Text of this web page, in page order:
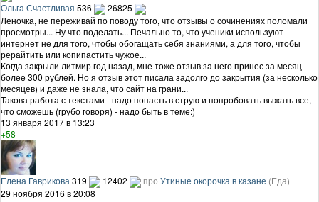
Ольга Счастливая 536
26825
Леночка, не переживай по поводу того, что отзывы о сочинениях поломали
просмотры... Ну что поделать... Печально то, что ученики используют
интернет не для того, чтобы обогащать себя знаниями, а для того, чтобы
рерайтить или копипастить чужое...
Когда закрыли литмир год назад, мне тоже отзыв за него принес за месяц
более 300 рублей. Но я отзыв этот писала задолго до закрытия (за несколько
месяцев) и даже не знала, что сайт на грани...
Такова работа с текстами - надо попасть в струю и попробовать выжать все,
что сможешь (грубо говоря) - надо быть в теме:)
13 января 2017 в 13:23
+58
Елена Гаврикова 319 12402 про Утиные окорочка в казане (Еда)
29 ноября 2016 в 20:08